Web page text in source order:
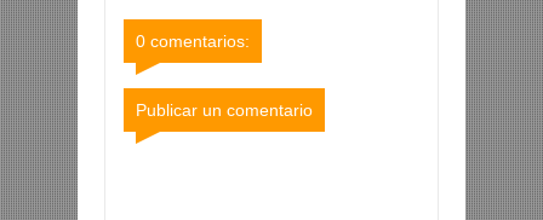
0 comentarios:
Publicar un comentario